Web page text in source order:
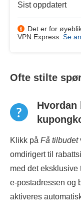
Sist oppdatert
Det er for
VPN.Express. Se
Ofte stilte
Hvordan
Klikk på Få tilbudet
omdirigert til
med det
e-postadressen og
aktiveres